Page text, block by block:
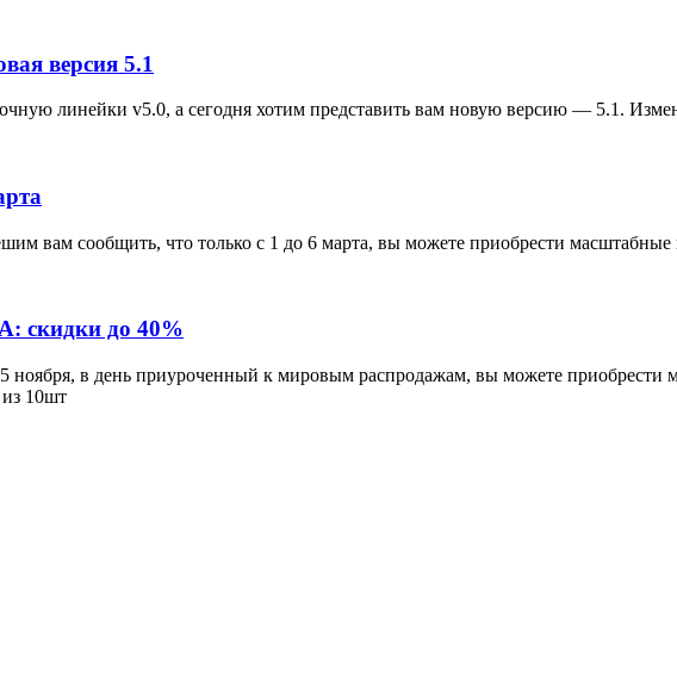
версия 5.1
линейки v5.0, а сегодня хотим представить вам новую версию — 5.1.
вам сообщить, что только с 1 до 6 марта, вы можете приобрести
до 40%
ноября, в день приуроченный к мировым распродажам, вы можете приобрести
10шт